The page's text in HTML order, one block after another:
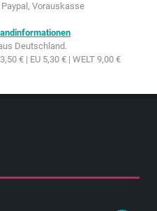
Deutschland.
€ | EU 5,30 € | WELT 9,00 €